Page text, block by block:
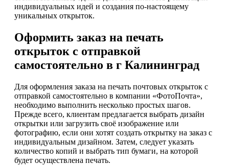
индивидуальных идей и создания по-настоящему
уникальных открыток.
Оформить заказ на печать
открыток с отправкой
самостоятельно в г Калининград
Для оформления заказа на печать почтовых открыток с
отправкой самостоятельно в компании «ФотоПочта»,
необходимо выполнить несколько простых шагов.
Прежде всего, клиентам предлагается выбрать дизайн
открытки или загрузить своё изображение или
фотографию, если они хотят создать открытку на заказ с
индивидуальным дизайном. Затем, следует указать
количество копий и выбрать тип бумаги, на которой
будет осуществлена печать.